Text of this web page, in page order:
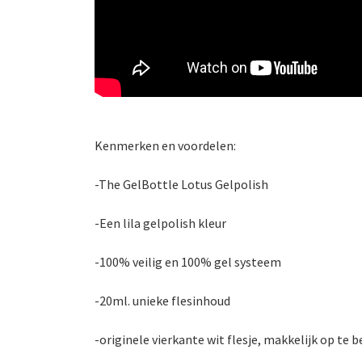
Kenmerken en voordelen:
-The GelBottle Lotus Gelpolish
-Een lila gelpolish kleur
-100% veilig en 100% gel systeem
-20ml. unieke flesinhoud
-originele vierkante wit flesje, makkelijk op te